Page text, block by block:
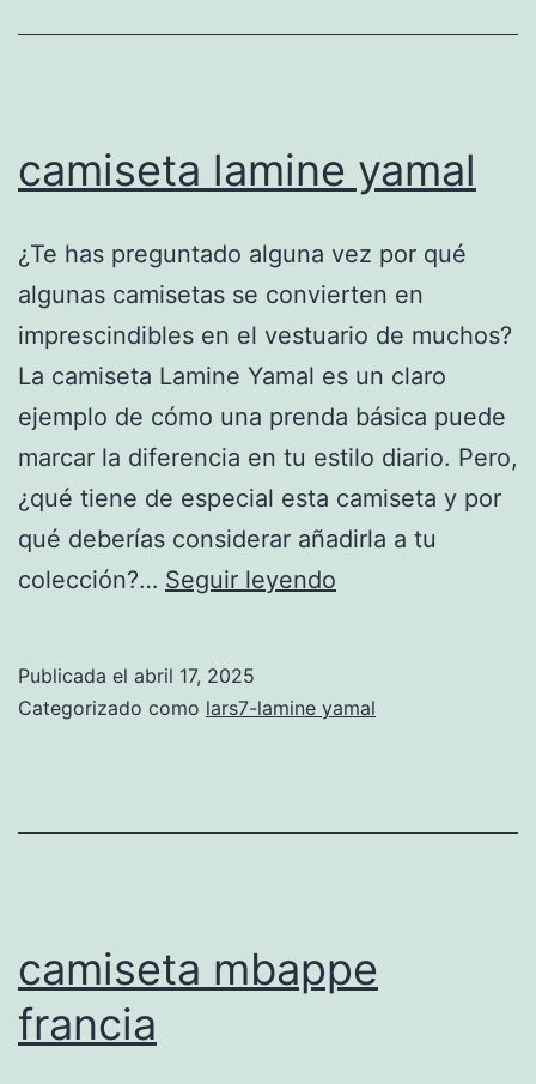
camiseta lamine yamal
¿Te has preguntado alguna vez por qué
algunas camisetas se convierten en
imprescindibles en el vestuario de muchos?
La camiseta Lamine Yamal es un claro
ejemplo de cómo una prenda básica puede
marcar la diferencia en tu estilo diario. Pero,
¿qué tiene de especial esta camiseta y por
qué deberías considerar añadirla a tu
colección?… Seguir leyendo
Publicada el abril 17, 2025
Categorizado como lars7-lamine yamal
camiseta mbappe
francia